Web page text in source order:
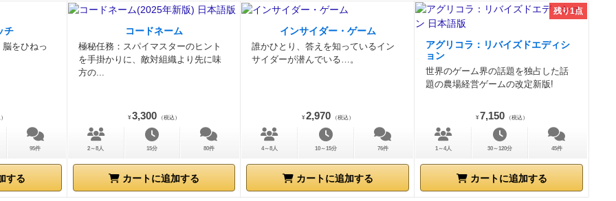
チ
をひねっ
95件
する
コードネーム
極秘任務：スパイマスターのヒント
を手掛かりに、敵対組織より先に味
方の...
¥ 3,300 （税込）
2～8人 15分 80件
カートに追加する
インサイダー・ゲーム
誰かひとり、答えを知っているイン
サイダーが潜んでいる…。
¥ 2,970 （税込）
4～8人 10～15分 76件
カートに追加する
残り1点
アグリコラ：リバイズドエディシ
ョン
世界のゲーム界の話題を独占した話
題の農場経営ゲームの改定新版!
¥ 7,150 （税込）
1～4人 30～120分 45件
カートに追加する